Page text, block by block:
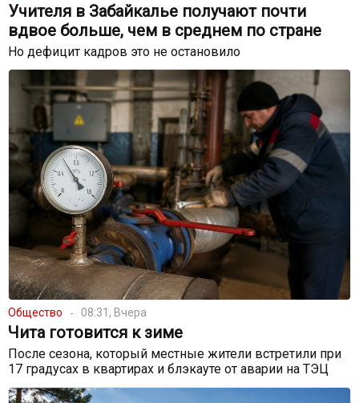
Учителя в Забайкалье получают почти
вдвое больше, чем в среднем по стране
Но дефицит кадров это не остановило
Общество 08:31, Вчера
Чита готовится к зиме
После сезона, который местные жители встретили при
17 градусах в квартирах и блэкауте от аварии на ТЭЦ